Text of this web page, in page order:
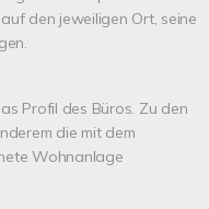
den jeweiligen Ort, seine
Profil des Büros. Zu den
die mit dem
Wohnanlage